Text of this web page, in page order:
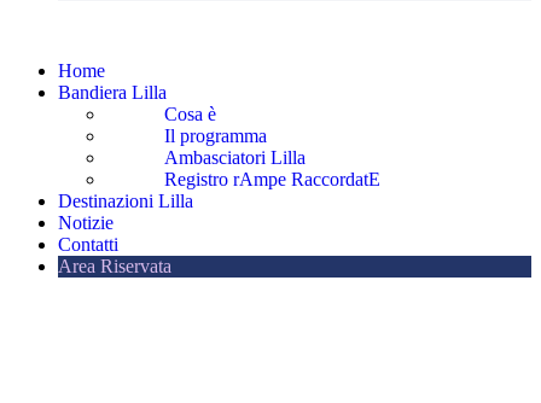
Home
Bandiera Lilla
Cosa è
Il programma
Ambasciatori Lilla
Registro rAmpe RaccordatE
Destinazioni Lilla
Notizie
Contatti
Area Riservata